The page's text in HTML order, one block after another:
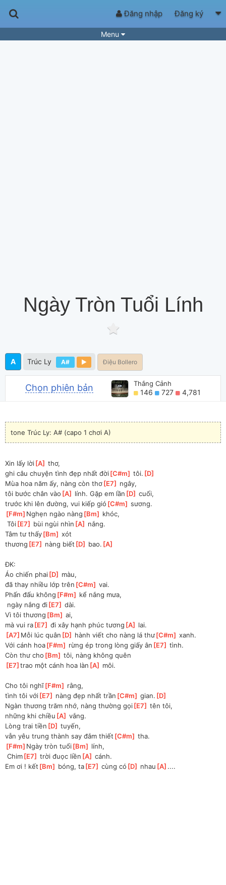
Đăng nhập Đăng ký
Menu
Ngày Tròn Tuổi Lính
A Trúc Ly A# Điệu Bollero
Chọn phiên bản Thắng Cảnh
146 727 4,781
tone Trúc Ly: A# (capo 1 chơi A)
Xin lấy lời[A ] thơ,
ghi câu chuyện tình đẹp nhất đời[C#m ] tôi. [D
Mùa hoa năm ấy, nàng còn thơ[E7
ngây,
tôi bước chân vào [A lính. Gặp em lần [D ] cuối,
trước khi lên đường, vui kiếp gió [C#m ] sương.
[F#m ]Nghẹn ngào nàng [Bm
khóc,
Tôi[E7 bùi ngùi nhìn [A
nắng.
Tâm tư thấy[Bm ] xót
thương [E7 nàng biết [D bao. [A
ĐK:
Áo chiến phai[D
màu,
đã thay nhiều lớp trên [C#m ] vai.
Phấn đấu không [F#m
kể nắng mưa,
ngày nắng đi[E7 ] dài.
Vì tôi thương [Bm ] ai,
mà vui ra[E7 ] đi xây hạnh phúc tương [A
lai.
[A7 ]Mỗi lúc quân [D hành viết cho nàng lá thư[C#m ] xanh.
Với cánh hoa[F#m rừng ép trong lòng giấy ân [E7 ] tình.
Còn thư cho [Bm ] tôi, nàng không quên
[E7 ]trao một cánh hoa làn [A môi.
Cho tôi nghĩ[F#m
rằng,
tình tôi với[E7 nàng đẹp nhất trần [C#m ] gian. [D
Ngàn thương trăm nhớ, nàng thường gọi[E7 ] tên tôi,
những khi chiều [A ] vắng.
Lòng trai tiền [D ] tuyến,
vẫn yêu trung thành say đắm thiết [C#m ] tha.
[F#m ]Ngày tròn tuổi[Bm
lính,
Chim[E7 ] trời đuọc liền [A ] cánh.
Em ơi ! kết [Bm bóng, ta[E7 ] cùng có [D nhau [A ]....